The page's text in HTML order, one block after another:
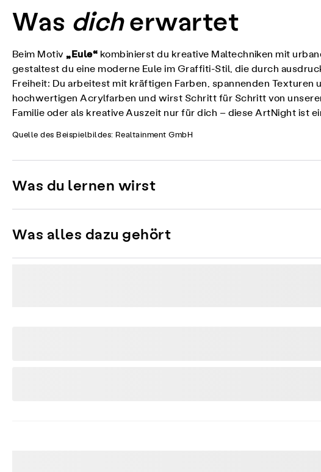
Was dicherwartet
Beim Motiv„Eule“ kombinierst du kreative Maltechniken mit
gestaltest du eine moderne Eule im Graffiti-Stil, die durch
Freiheit: Du arbeitest mit kräftigen Farben, spannenden
hochwertigen Acrylfarben und wirst Schritt für Schritt von
Familie oder als kreative Auszeit nur für dich – diese ArtNight ist
Quelle des Beispielbildes: Realtainment GmbH
Was du lernen wirst
Was alles dazu gehört